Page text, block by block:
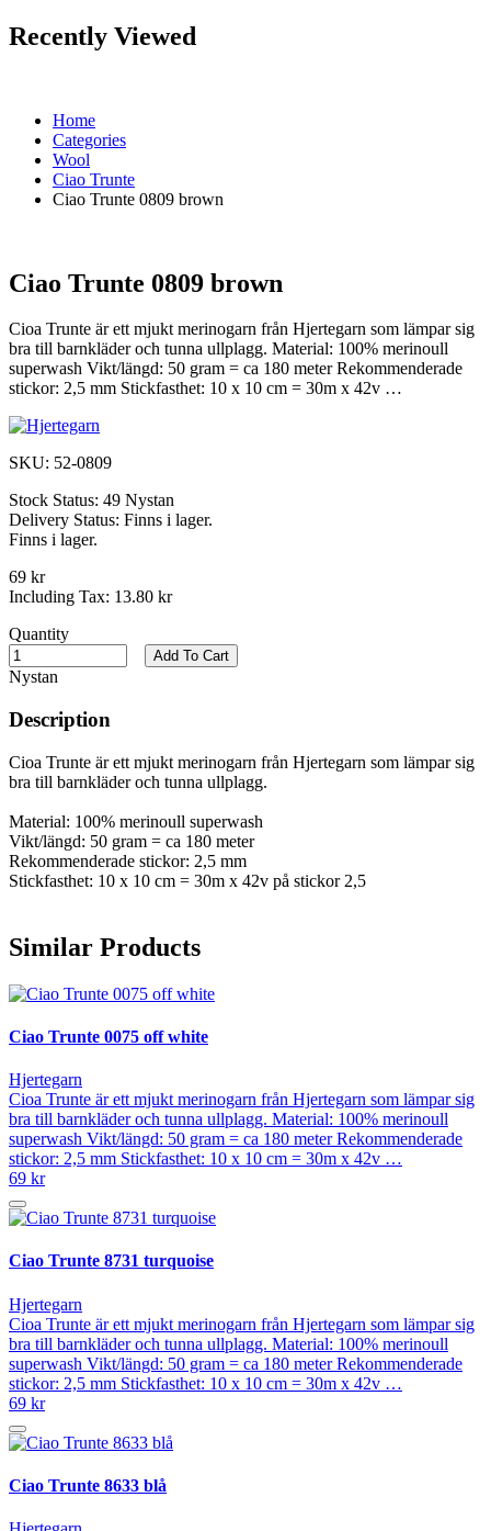
Recently Viewed
Home
Categories
Wool
Ciao Trunte
Ciao Trunte 0809 brown
Ciao Trunte 0809 brown
Cioa Trunte är ett mjukt merinogarn från Hjertegarn som lämpar sig
bra till barnkläder och tunna ullplagg. Material: 100% merinoull
superwash Vikt/längd: 50 gram = ca 180 meter Rekommenderade
stickor: 2,5 mm Stickfasthet: 10 x 10 cm = 30m x 42v …
SKU: 52-0809
Stock Status: 49 Nystan
Delivery Status: Finns i lager.
Finns i lager.
69 kr
Including Tax: 13.80 kr
Quantity
Nystan
Add To Cart
Description
Cioa Trunte är ett mjukt merinogarn från Hjertegarn som lämpar sig
bra till barnkläder och tunna ullplagg.
Material: 100% merinoull superwash
Vikt/längd: 50 gram = ca 180 meter
Rekommenderade stickor: 2,5 mm
Stickfasthet: 10 x 10 cm = 30m x 42v på stickor 2,5
Similar Products
Ciao Trunte 0075 off white
Hjertegarn
Cioa Trunte är ett mjukt merinogarn från Hjertegarn som lämpar sig
bra till barnkläder och tunna ullplagg. Material: 100% merinoull
superwash Vikt/längd: 50 gram = ca 180 meter Rekommenderade
stickor: 2,5 mm Stickfasthet: 10 x 10 cm = 30m x 42v …
69 kr
Ciao Trunte 8731 turquoise
Hjertegarn
Cioa Trunte är ett mjukt merinogarn från Hjertegarn som lämpar sig
bra till barnkläder och tunna ullplagg. Material: 100% merinoull
superwash Vikt/längd: 50 gram = ca 180 meter Rekommenderade
stickor: 2,5 mm Stickfasthet: 10 x 10 cm = 30m x 42v …
69 kr
Ciao Trunte 8633 blå